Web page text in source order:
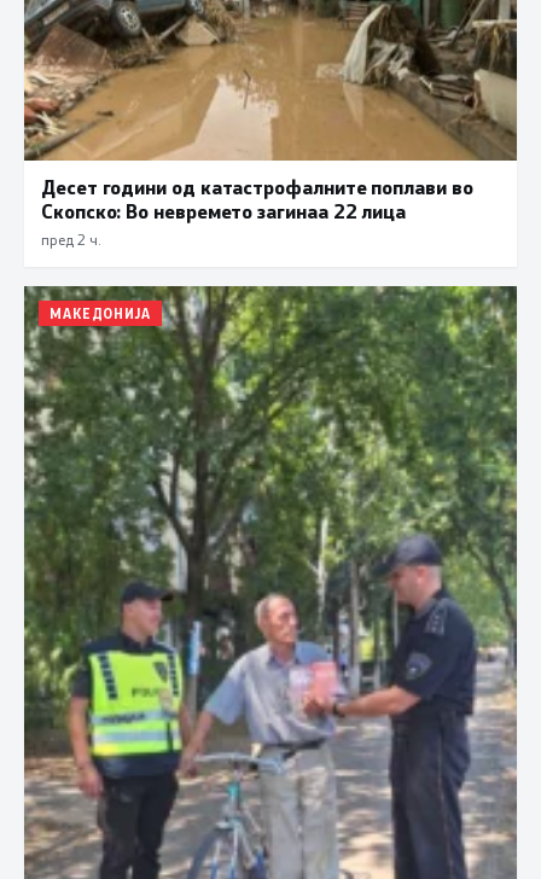
Десет години од катастрофалните поплави во
Скопско: Во невремето загинаа 22 лица
пред 2 ч.
МАКЕДОНИЈА